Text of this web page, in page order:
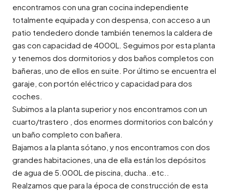
encontramos con una gran cocina independiente
totalmente equipada y con despensa, con acceso a un
patio tendedero donde también tenemos la caldera de
gas con capacidad de 4000L. Seguimos por esta planta
y tenemos dos dormitorios y dos baños completos con
bañeras, uno de ellos en suite. Por último se encuentra el
garaje, con portón eléctrico y capacidad para dos
coches.
Subimos a la planta superior y nos encontramos con un
cuarto/trastero , dos enormes dormitorios con balcón y
un baño completo con bañera.
Bajamos a la planta sótano, y nos encontramos con dos
grandes habitaciones, una de ella están los depósitos
de agua de 5.000L de piscina, ducha..etc..
Realzamos que para la época de construcción de esta